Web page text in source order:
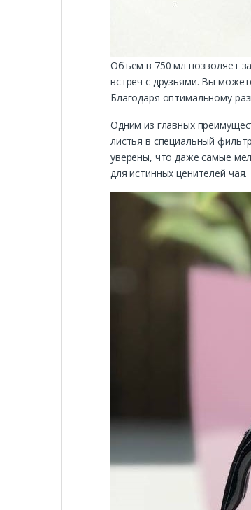
Объем в 750 мл позволяет
встреч с друзьями. Вы
Благодаря оптимальному
Одним из главных
листья в специальный
уверены, что даже самые
для истинных ценителей чая.